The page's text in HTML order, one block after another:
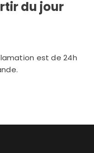
du jour
est de 24h